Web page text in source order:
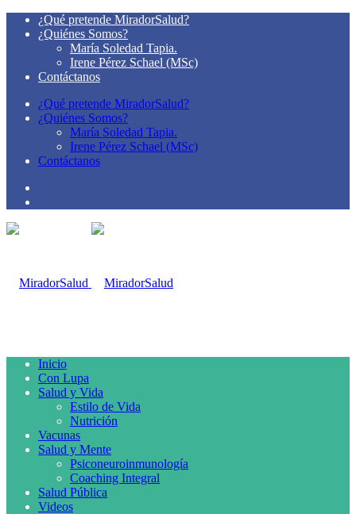
¿Qué pretende MiradorSalud?
¿Quiénes Somos?
María Soledad Tapia.
Irene Pérez Schael (MSc)
Contáctanos
¿Qué pretende MiradorSalud?
¿Quiénes Somos?
María Soledad Tapia.
Irene Pérez Schael (MSc)
Contáctanos
Inicio
Con Lupa
Salud y Vida
Estilo de Vida
Nutrición
Vacunas
Salud y Mente
Psiconeuroinmunología
Coaching Integral
Salud Pública
Videos